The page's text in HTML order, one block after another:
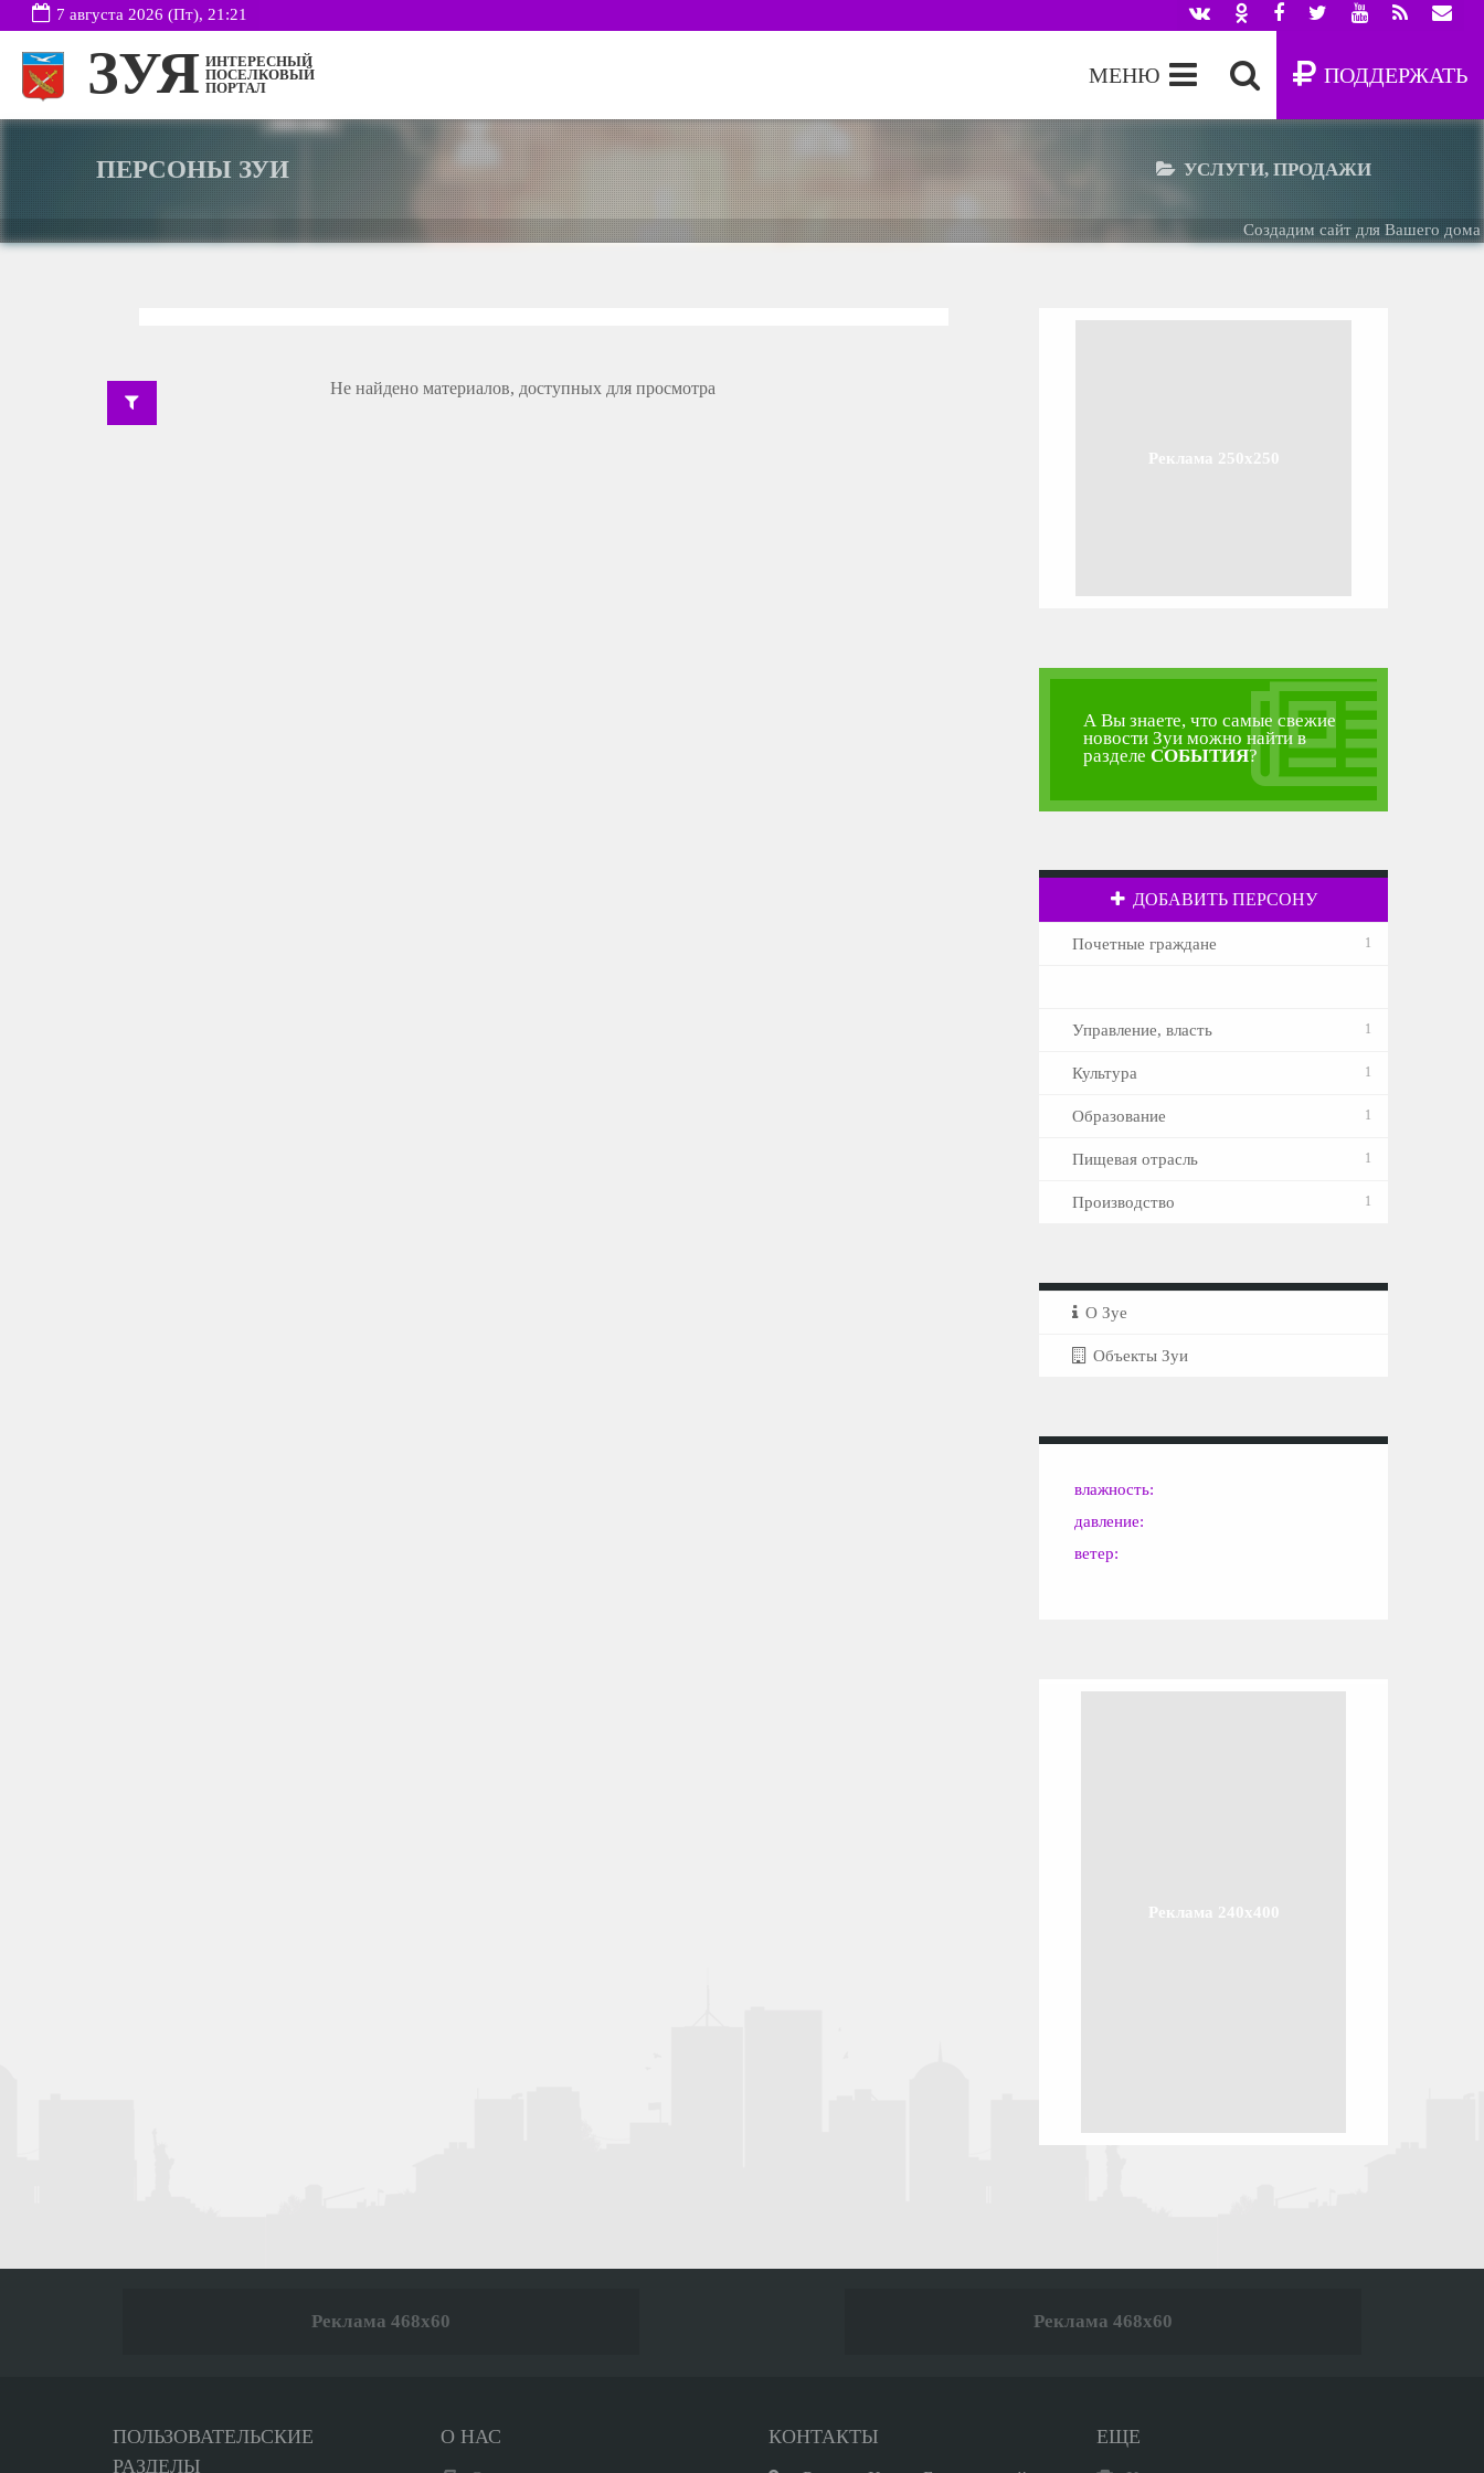
7 августа 2026 (Пт), 21:21
ЗУЯ ИНТЕРЕСНЫЙ
ПОСЕЛКОВЫЙ
ПОРТАЛ
ПОДДЕРЖАТЬ
МЕНЮ
ПЕРСОНЫ ЗУИ УСЛУГИ, ПРОДАЖИ
Создадим сайт для Вашего дома -
Не найдено материалов, доступных для просмотра
Реклама 250x250
А Вы знаете, что самые свежие
новости Зуи можно найти в
разделеСОБЫТИЯ?
ДОБАВИТЬ ПЕРСОНУ
Почетные граждане 1
Управление, власть 1
Культура 1
Образование 1
Пищевая отрасль 1
Производство 1
О Зуе
Объекты Зуи
влажность:
давление:
ветер:
Реклама 240x400
Реклама 468x60 Реклама 468x60
ПОЛЬЗОВАТЕЛЬСКИЕ
РАЗДЕЛЫ
О НАС КОНТАКТЫ ЕЩЕ